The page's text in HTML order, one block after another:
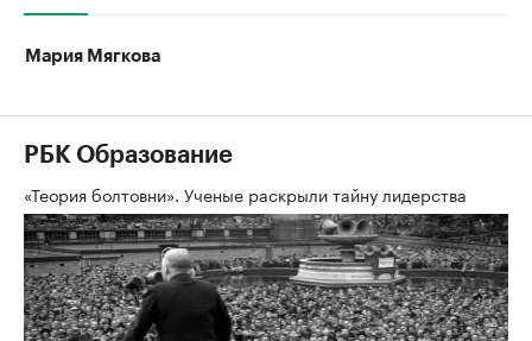
Мария Мягкова
РБК Образование
«Теория болтовни». Ученые раскрыли тайну лидерства